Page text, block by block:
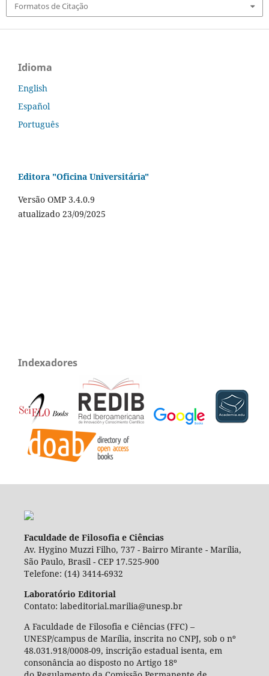
Formatos de Citação
Idioma
English
Español
Português
Editora "Oficina Universitária"
Versão OMP 3.4.0.9
atualizado 23/09/2025
Indexadores
Faculdade de Filosofia e Ciências
Av. Hygino Muzzi Filho, 737 - Bairro Mirante - Marília,
São Paulo, Brasil - CEP 17.525-900
Telefone: (14) 3414-6932
Laboratório Editorial
Contato: labeditorial.marilia@unesp.br
A Faculdade de Filosofia e Ciências (FFC) –
UNESP/campus de Marília, inscrita no CNPJ, sob o nº
48.031.918/0008-09, inscrição estadual isenta, em
consonância ao disposto no Artigo 18º